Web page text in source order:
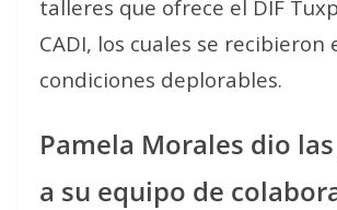
talleres que ofrece el DIF
CADI, los cuales se recibieron
condiciones deplorables.
Pamela Morales dio
a su equipo de